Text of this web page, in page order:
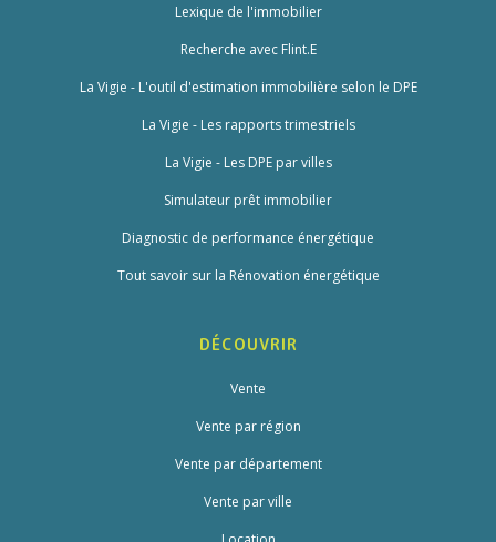
Lexique de l'immobilier
Recherche avec Flint.E
La Vigie - L'outil d'estimation immobilière selon le DPE
La Vigie - Les rapports trimestriels
La Vigie - Les DPE par villes
Simulateur prêt immobilier
Diagnostic de performance énergétique
Tout savoir sur la Rénovation énergétique
DÉCOUVRIR
Vente
Vente par région
Vente par département
Vente par ville